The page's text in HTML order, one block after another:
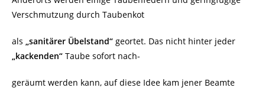
Verschmutzung durch Taubenkot
als „sanitärer Übelstand“ geortet. Das nicht hinter jeder
„kackenden“ Taube sofort nach-
geräumt werden kann, auf diese Idee kam jener Beamte